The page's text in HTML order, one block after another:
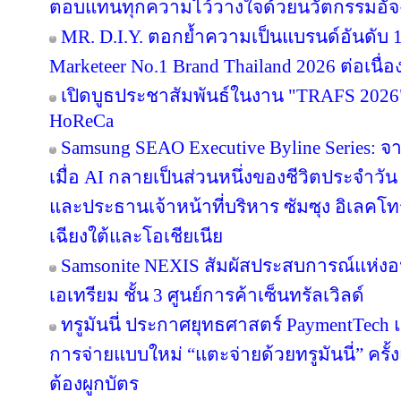
ตอบแทนทุกความไว้วางใจด้วยนวัตกรรมอั
MR. D.I.Y. ตอกย้ำความเป็นแบรนด์อันดับ
Marketeer No.1 Brand Thailand 2026 ต่อเนื่
เปิดบูธประชาสัมพันธ์ในงาน "TRAFS
HoReCa
Samsung SEAO Executive Byline
เมื่อ AI กลายเป็นส่วนหนึ่งของชีวิตประจำวั
และประธานเจ้าหน้าที่บริหาร ซัมซุง อิเลค
เฉียงใต้และโอเชียเนีย
Samsonite NEXIS สัมผัสประสบการณ์แห่
เอเทรียม ชั้น 3 ศูนย์การค้าเซ็นทรัลเวิลด์
ทรูมันนี่ ประกาศยุทธศาสตร์
การจ่ายแบบใหม่ “แตะจ่ายด้วยทรูมันนี่” ครั้
ต้องผูกบัตร